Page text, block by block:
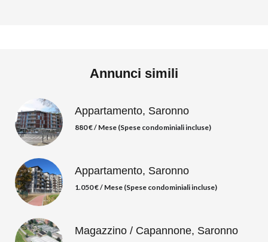
Annunci simili
Appartamento, Saronno
880 € / Mese (Spese condominiali incluse)
Appartamento, Saronno
1.050 € / Mese (Spese condominiali incluse)
Magazzino / Capannone, Saronno